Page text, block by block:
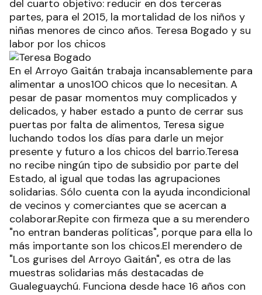
del cuarto objetivo: reducir en dos terceras
partes, para el 2015, la mortalidad de los niños y
niñas menores de cinco años. Teresa Bogado y su
labor por los chicos
En el Arroyo Gaitán trabaja incansablemente para
alimentar a unos100 chicos que lo necesitan. A
pesar de pasar momentos muy complicados y
delicados, y haber estado a punto de cerrar sus
puertas por falta de alimentos, Teresa sigue
luchando todos los días para darle un mejor
presente y futuro a los chicos del barrio.Teresa
no recibe ningún tipo de subsidio por parte del
Estado, al igual que todas las agrupaciones
solidarias. Sólo cuenta con la ayuda incondicional
de vecinos y comerciantes que se acercan a
colaborar.Repite con firmeza que a su merendero
"no entran banderas políticas", porque para ella lo
más importante son los chicos.El merendero de
"Los gurises del Arroyo Gaitán", es otra de las
muestras solidarias más destacadas de
Gualeguaychú. Funciona desde hace 16 años con